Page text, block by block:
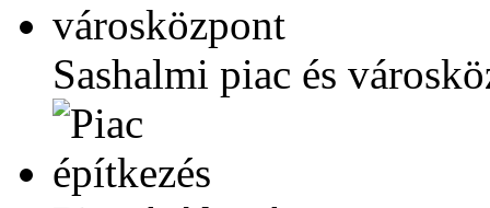
Sashalmi piac és